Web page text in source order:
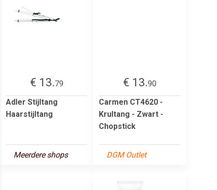
€ 13.79
Adler Stijltang
Haarstijltang
Meerdere shops
€ 13.90
Carmen CT4620 -
Krultang - Zwart -
Chopstick
DGM Outlet